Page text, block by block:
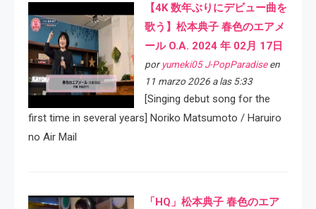
【4K 数年ぶりにデビュー曲を
歌う】松本典子 春色のエアメ
ール O.A. 2024 年 02月 17日
por yumeki05 J-PopParadiseen
11 marzo 2026 a las 5:33
[Singing debut song for the
first time in several years] Noriko Matsumoto / Haruiro
no Air Mail
「HQ」松本典子 春色のエア